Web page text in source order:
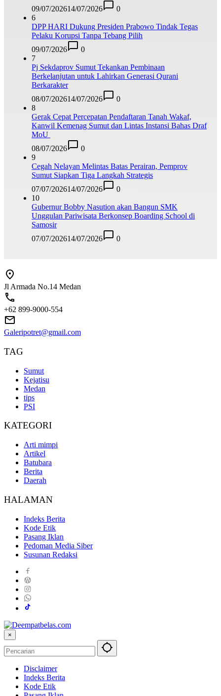
09/07/202614/07/2026
0
6
DPP HARI Dukung Presiden Prabowo Tindak Tegas
Pelaku Korupsi Tanpa Tebang Pilih
09/07/2026
0
7
Pj Sekdaprov Sumut Tekankan Pembinaan
Berkelanjutan untuk Lahirkan Generasi Qurani
Berkarakter
08/07/202614/07/2026
0
8
Gerak Cepat Percepatan Pendaftaran Tanah Wakaf,
Kanwil Kemenag Sumut dan Lintas Instansi Bahas Draf
MoU
08/07/2026
0
9
Cegah Nelayan Melintas Batas Perairan, Pemprov
Sumut Siapkan Tiga Langkah Strategis
07/07/202614/07/2026
0
10
Gubernur Bobby Nasution akan Bangun SMK
Unggulan Pariwisata Berkonsep Boarding School di
Samosir
07/07/202614/07/2026 0
Jl Armada No.14 Medan
+62 899-9000-554
Galeripotret@gmail.com
TAG
Sumut
Kejatisu
Medan
tips
PSI
KATEGORI
Arti mimpi
Artikel
Batubara
Berita
Daerah
HALAMAN
Indeks Berita
Kode Etik
Pasang Iklan
Pedoman Media Siber
Susunan Redaksi
×
Disclaimer
Indeks Berita
Kode Etik